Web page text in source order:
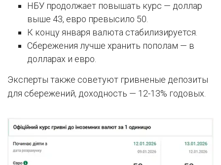
НБУ продолжает повышать курс — доллар
выше 43, евро превысило 50.
К концу января валюта стабилизируется.
Сбережения лучше хранить пополам — в
долларах и евро.
Эксперты также советуют гривненые депозиты
для сбережений, доходность — 12-13% годовых.